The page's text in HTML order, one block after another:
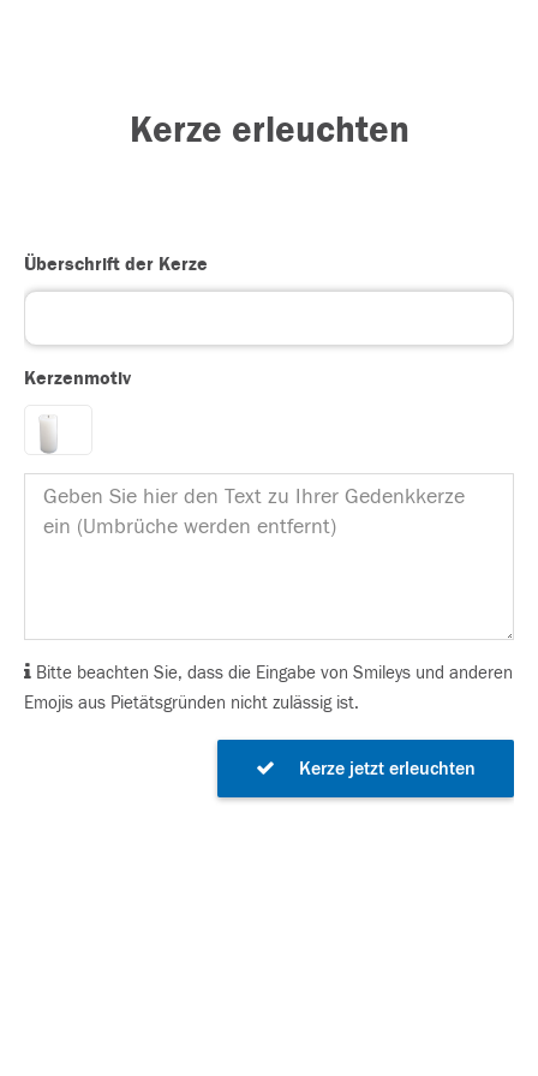
Kerze erleuchten
Überschrift der Kerze
Kerzenmotiv
Bitte beachten Sie, dass die Eingabe von Smileys und anderen
Emojis aus Pietätsgründen nicht zulässig ist.
Kerze jetzt erleuchten